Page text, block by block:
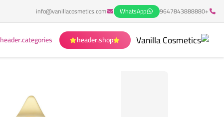
+9647843888880
WhatsApp
info@vanillacosmetics.com
header.shop
header.categories